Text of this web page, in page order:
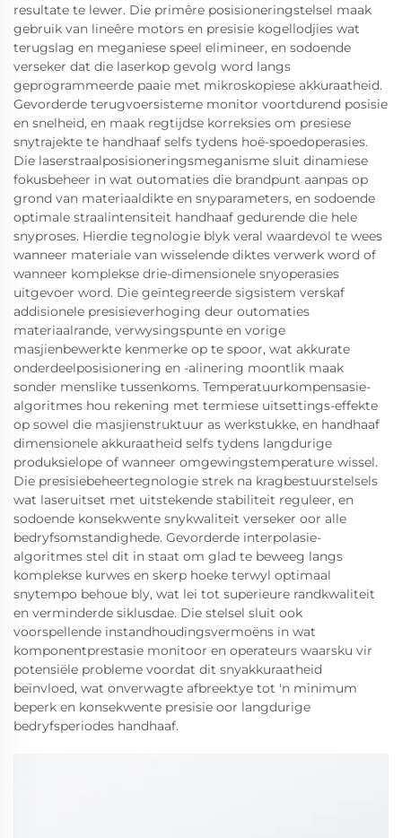
resultate te lewer. Die primêre posisioneringstelsel maak
gebruik van lineêre motors en presisie kogellodjies wat
terugslag en meganiese speel elimineer, en sodoende
verseker dat die laserkop gevolg word langs
geprogrammeerde paaie met mikroskopiese akkuraatheid.
Gevorderde terugvoersisteme monitor voortdurend posisie
en snelheid, en maak regtijdse korreksies om presiese
snytrajekte te handhaaf selfs tydens hoë-spoedoperasies.
Die laserstraalposisioneringsmeganisme sluit dinamiese
fokusbeheer in wat outomaties die brandpunt aanpas op
grond van materiaaldikte en snyparameters, en sodoende
optimale straalintensiteit handhaaf gedurende die hele
snyproses. Hierdie tegnologie blyk veral waardevol te wees
wanneer materiale van wisselende diktes verwerk word of
wanneer komplekse drie-dimensionele snyoperasies
uitgevoer word. Die geïntegreerde sigsistem verskaf
addisionele presisieverhoging deur outomaties
materiaalrande, verwysingspunte en vorige
masjienbewerkte kenmerke op te spoor, wat akkurate
onderdeelposisionering en -alinering moontlik maak
sonder menslike tussenkoms. Temperatuurkompensasie-
algoritmes hou rekening met termiese uitsettings-effekte
op sowel die masjienstruktuur as werkstukke, en handhaaf
dimensionele akkuraatheid selfs tydens langdurige
produksielope of wanneer omgewingstemperature wissel.
Die presisiebeheertegnologie strek na kragbestuurstelsels
wat laseruitset met uitstekende stabiliteit reguleer, en
sodoende konsekwente snykwaliteit verseker oor alle
bedryfsomstandighede. Gevorderde interpolasie-
algoritmes stel dit in staat om glad te beweeg langs
komplekse kurwes en skerp hoeke terwyl optimaal
snytempo behoue bly, wat lei tot superieure randkwaliteit
en verminderde siklusdae. Die stelsel sluit ook
voorspellende instandhoudingsvermoëns in wat
komponentprestasie monitoor en operateurs waarsku vir
potensiële probleme voordat dit snyakkuraatheid
beïnvloed, wat onverwagte afbreektye tot 'n minimum
beperk en konsekwente presisie oor langdurige
bedryfsperiodes handhaaf.